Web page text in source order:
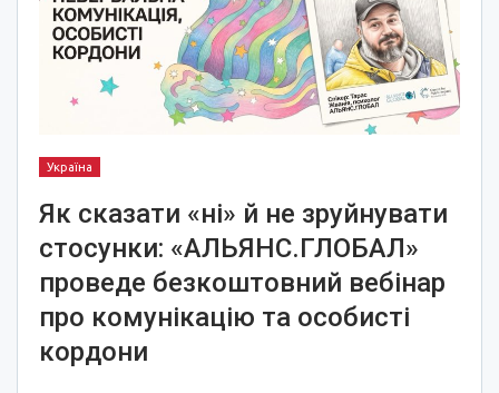
Україна
Як сказати «ні» й не зруйнувати
стосунки: «АЛЬЯНС.ГЛОБАЛ»
проведе безкоштовний вебінар
про комунікацію та особисті
кордони